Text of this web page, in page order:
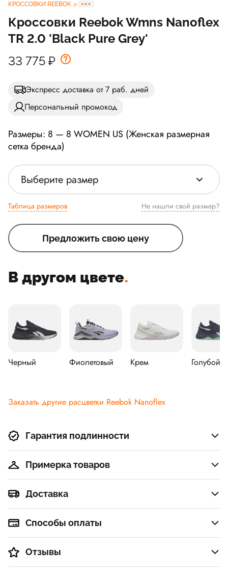
КРОССОВКИ REEBOK
Кроссовки Reebok Wmns Nanoflex
TR 2.0 'Black Pure Grey'
33 775 ₽
Экспресс доставка от 7 раб. дней
Персональный промокод
Размеры: 8 — 8 WOMEN US (Женская размерная
сетка бренда)
Выберите размер
Таблица размеров Не нашли свой размер?
Предложить свою цену
В другом цвете.
Черный Фиолетовый Крем Голубой
Заказать другие расцветки Reebok Nanoflex
Гарантия подлинности
Примерка товаров
Доставка
Способы оплаты
Отзывы